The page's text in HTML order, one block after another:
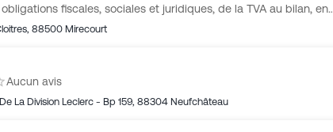
fiscales, sociales et juridiques, de la TVA au bilan, en
fiches de paie et les formalités liées aux salariés. Il intervient
s’appuie sur une application mobile et une interface
aux comptes bancaires pour piloter factures,
notes de frais en temps réel.
, 88500 Mirecourt
Aucun avis
La Division Leclerc - Bp 159, 88304 Neufchâteau